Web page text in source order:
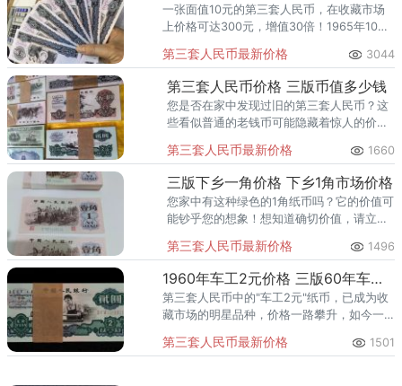
一张面值10元的第三套人民币，在收藏市场
上价格可达300元，增值30倍！1965年10元
堂的场景，被称为"大团结"，是第三
第三套人民币最新价格 3044
第三套人民币价格 三版币值多少钱
您是否在家中发现过旧的第三套人民币？这
些看似普通的老钱币可能隐藏着惊人的价
后，收藏价格持续攀升，其中稀缺品种涨幅
惊人。目前背绿水印壹角作为&
第三套人民币最新价格 1660
三版下乡一角价格 下乡1角市场价格
您家中有这种绿色的1角纸币吗？它的价值可
能钞乎您的想象！想知道确切价值，请立即
币是第三套人民币中的热门收藏品种，其价
格因版本、品相不同差异巨大
第三套人民币最新价格 1496
1960年车工2元价格 三版60年车工两元值多少钱
第三套人民币中的"车工2元"纸币，已成为收
藏市场的明星品种，价格一路攀升，如今一
相比面值升值了近千倍！第三套人民
第三套人民币最新价格 1501